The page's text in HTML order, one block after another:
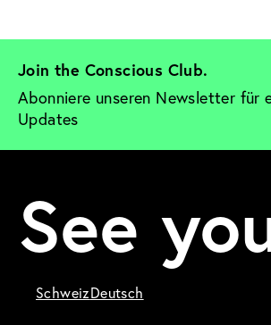
Join the Conscious Club.
Abonniere unseren Newsletter für
Updates
See
SchweizDeutsch